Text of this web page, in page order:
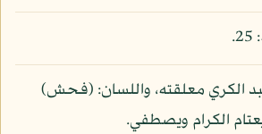
الكري معلقته، واللسان: (فحش)
الكرام ويصطفي.